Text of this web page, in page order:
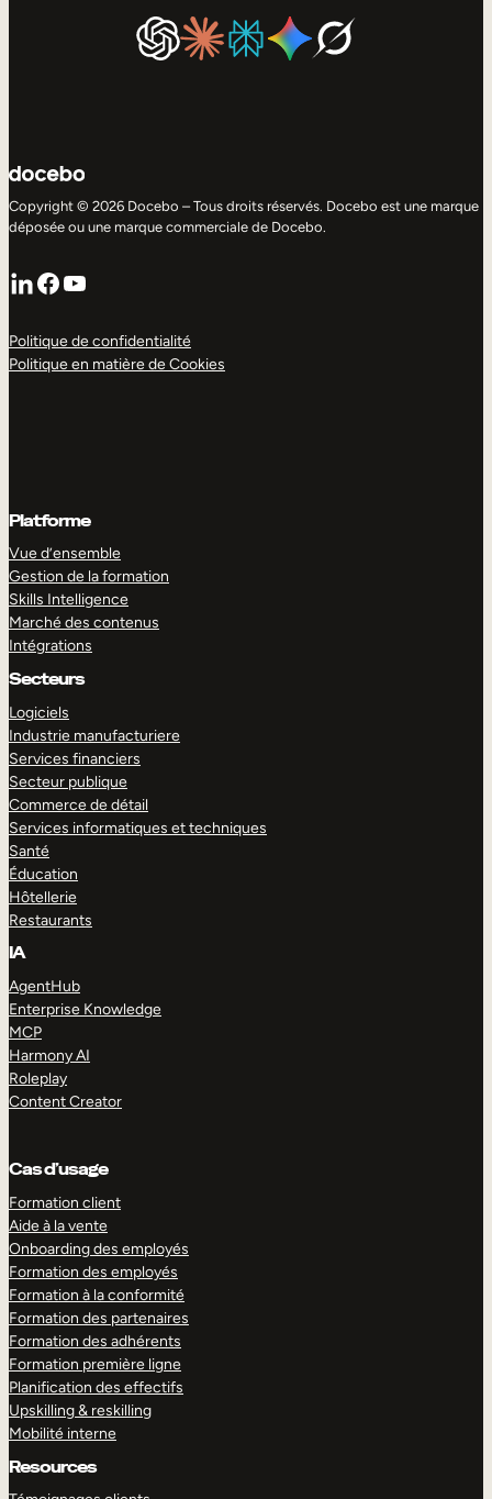
Copyright © 2026 Docebo – Tous droits réservés. Docebo est une marque
déposée ou une marque commerciale de Docebo.
LinkedIn
Facebook
YouTube
Politique de confidentialité
Politique en matière de Cookies
Platforme
Vue d’ensemble
Gestion de la formation
Skills Intelligence
Marché des contenus
Intégrations
Secteurs
Logiciels
Industrie manufacturiere
Services financiers
Secteur publique
Commerce de détail
Services informatiques et techniques
Santé
Éducation
Hôtellerie
Restaurants
IA
AgentHub
Enterprise Knowledge
MCP
Harmony AI
Roleplay
Content Creator
Cas d’usage
Formation client
Aide à la vente
Onboarding des employés
Formation des employés
Formation à la conformité
Formation des partenaires
Formation des adhérents
Formation première ligne
Planification des effectifs
Upskilling & reskilling
Mobilité interne
Resources